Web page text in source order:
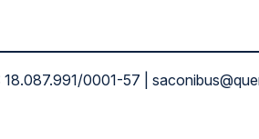
0001-57 |